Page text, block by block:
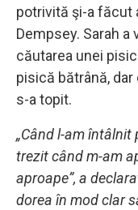
potrivită şi-a făcut
Dempsey. Sarah a
căutarea unei
pisică bătrână,
s-a topit.
„Când l-am întâlnit
trezit când m-am
aproape”, a
dorea în mod clar